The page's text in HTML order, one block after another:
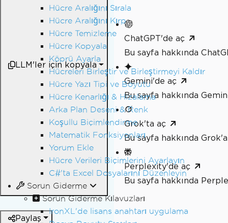
Hücre Aralığını Sırala
Hücre Aralığını Kırp
Hücre Temizleme
Hücre Kopyala
Köprü Ayarla
Hücreleri Birleştir ve Birleştirmeyi Kaldır
Hücre Yazı Tipi ve Boyutu
Hücre Kenarlığı & Hizalama
Arka Plan Deseni & Renk
Koşullu Biçimlendirme
Matematik Fonksiyonları
Yorum Ekle
Hücre Verileri Biçimlerini Ayarlayın
C#'ta Excel Dosyalarını Düzenleyin
Sorun Giderme
Sorun Giderme Kılavuzları
IronXL'de lisans anahtarı uygulama
LLM'ler için kopyala
ChatGPT'de aç
Bu sayfa hakkında
Gemini'de aç
Bu sayfa hakkında
Grok'ta aç
Bu sayfa hakkında
Perplexity'de aç
Bu sayfa hakkında
Paylaş